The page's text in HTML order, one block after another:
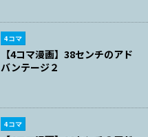
4コマ
【4コマ漫画】38センチのアド
バンテージ２
4コマ